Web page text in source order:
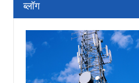
ब्लॉग